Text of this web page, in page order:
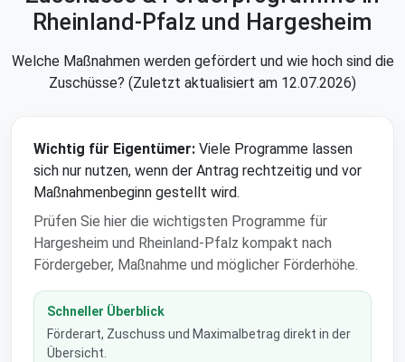
Rheinland-Pfalz und Hargesheim
Welche Maßnahmen werden gefördert und wie hoch sind die
Zuschüsse? (Zuletzt aktualisiert am 12.07.2026)
Wichtig für Eigentümer: Viele Programme lassen
sich nur nutzen, wenn der Antrag rechtzeitig und vor
Maßnahmenbeginn gestellt wird.
Prüfen Sie hier die wichtigsten Programme für
Hargesheim und Rheinland-Pfalz kompakt nach
Fördergeber, Maßnahme und möglicher Förderhöhe.
Schneller Überblick
Förderart, Zuschuss und Maximalbetrag direkt in der
Übersicht.